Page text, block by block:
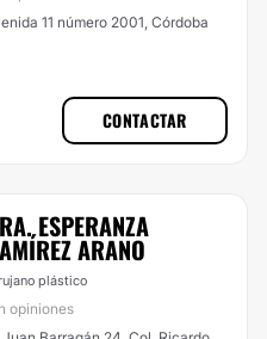
11 número 2001, Córdoba
CONTACTAR
ESPERANZA
ARANO
plástico
opiniones